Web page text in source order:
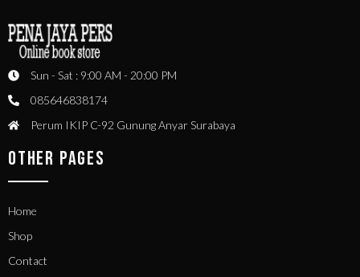
Sun - Sat : 9:00 AM - 20:00 PM
085646838174
Perum IKIP C-92 Gunung Anyar Surabaya
OTHER PAGES
Home
Shop
Contact